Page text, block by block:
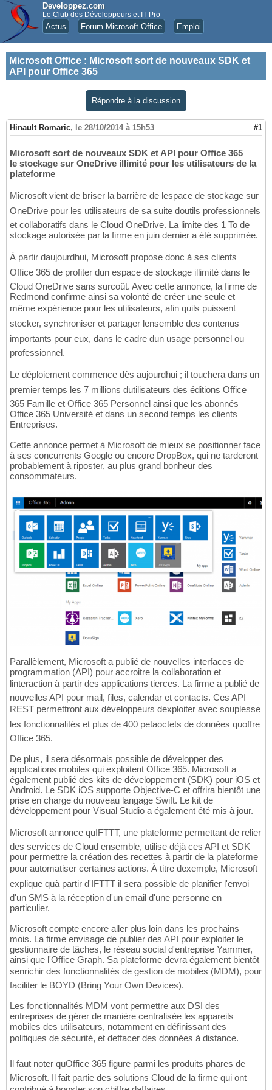
Developpez.com
Le Club des Développeurs et IT Pro
Actus Forum Microsoft Office Emploi
Microsoft Office : Microsoft sort de nouveaux SDK et
API pour Office 365
Répondre à la discussion
Hinault Romaric, le 28/10/2014 à 15h53 #1
Microsoft sort de nouveaux SDK et API pour Office 365
le stockage sur OneDrive illimité pour les utilisateurs de la
plateforme
Microsoft vient de briser la barrière de lespace de stockage sur
OneDrive pour les utilisateurs de sa suite doutils professionnels
et collaboratifs dans le Cloud OneDrive. La limite des 1 To de
stockage autorisée par la firme en juin dernier a été supprimée.
À partir daujourdhui, Microsoft propose donc à ses clients
Office 365 de profiter dun espace de stockage illimité dans le
Cloud OneDrive sans surcoût. Avec cette annonce, la firme de
Redmond confirme ainsi sa volonté de créer une seule et
même expérience pour les utilisateurs, afin quils puissent
stocker, synchroniser et partager lensemble des contenus
importants pour eux, dans le cadre dun usage personnel ou
professionnel.
Le déploiement commence dès aujourdhui ; il touchera dans un
premier temps les 7 millions dutilisateurs des éditions Office
365 Famille et Office 365 Personnel ainsi que les abonnés
Office 365 Université et dans un second temps les clients
Entreprises.
Cette annonce permet à Microsoft de mieux se positionner face
à ses concurrents Google ou encore DropBox, qui ne tarderont
probablement à riposter, au plus grand bonheur des
consommateurs.
Parallèlement, Microsoft a publié de nouvelles interfaces de
programmation (API) pour accroitre la collaboration et
linteraction à partir des applications tierces. La firme a publié de
nouvelles API pour mail, files, calendar et contacts. Ces API
REST permettront aux développeurs dexploiter avec souplesse
les fonctionnalités et plus de 400 petaoctets de données quoffre
Office 365.
De plus, il sera désormais possible de développer des
applications mobiles qui exploitent Office 365. Microsoft a
également publié des kits de développement (SDK) pour iOS et
Android. Le SDK iOS supporte Objective-C et offrira bientôt une
prise en charge du nouveau langage Swift. Le kit de
développement pour Visual Studio a également été mis à jour.
Microsoft annonce quIFTTT, une plateforme permettant de relier
des services de Cloud ensemble, utilise déjà ces API et SDK
pour permettre la création des recettes à partir de la plateforme
pour automatiser certaines actions. À titre dexemple, Microsoft
explique quà partir d'IFTTT il sera possible de planifier l'envoi
d'un SMS à la réception d'un email d'une personne en
particulier.
Microsoft compte encore aller plus loin dans les prochains
mois. La firme envisage de publier des API pour exploiter le
gestionnaire de tâches, le réseau social d'entreprise Yammer,
ainsi que l'Office Graph. Sa plateforme devra également bientôt
senrichir des fonctionnalités de gestion de mobiles (MDM), pour
faciliter le BOYD (Bring Your Own Devices).
Les fonctionnalités MDM vont permettre aux DSI des
entreprises de gérer de manière centralisée les appareils
mobiles des utilisateurs, notamment en définissant des
politiques de sécurité, et deffacer des données à distance.
Il faut noter quOffice 365 figure parmi les produits phares de
Microsoft. Il fait partie des solutions Cloud de la firme qui ont